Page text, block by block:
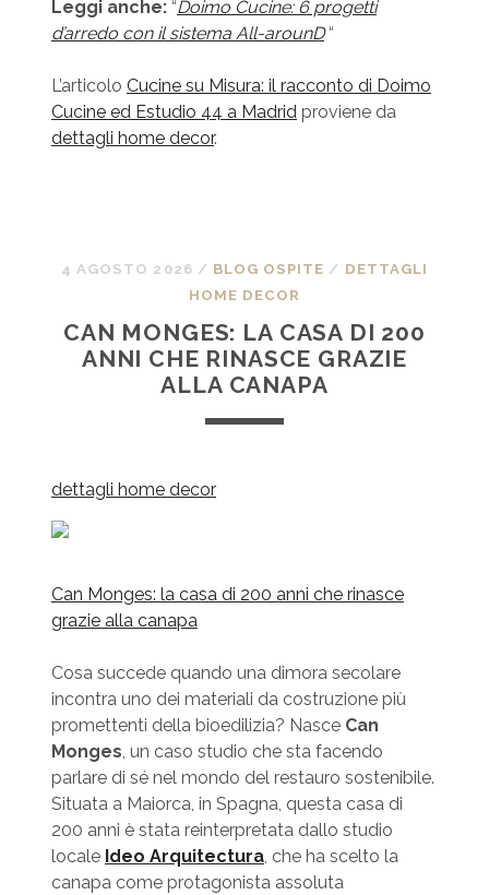
Leggi anche:“Doimo Cucine: 6 progetti
d’arredo con il sistema All-arounD“
L’articolo Cucine su Misura: il racconto di Doimo
Cucine ed Estudio 44 a Madridproviene da
dettagli home decor.
4 AGOSTO 2026 / BLOG OSPITE / DETTAGLI
HOME DECOR
CAN MONGES: LA CASA DI 200
ANNI CHE RINASCE GRAZIE
ALLA CANAPA
dettagli home decor
Can Monges: la casa di 200 anni che rinasce
grazie alla canapa
Cosa succede quando una dimora secolare
incontra uno dei materiali da costruzione più
promettenti della bioedilizia? Nasce Can
Monges, un caso studio che sta facendo
parlare di sé nel mondo del restauro sostenibile.
Situata a Maiorca, in Spagna, questa casa di
200 anni è stata reinterpretata dallo studio
locale Ideo Arquitectura, che ha scelto la
canapa come protagonista assoluta